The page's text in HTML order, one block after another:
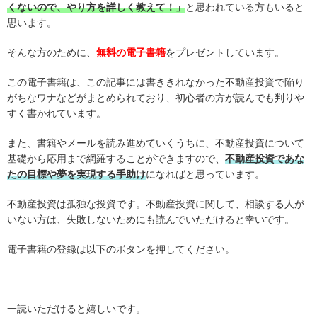
くないので、やり方を詳しく教えて！」と思われている方もいると
思います。
そんな方のために、 無料の電子書籍をプレゼントしています。
この電子書籍は、この記事には書ききれなかった不動産投資で陥り
がちなワナなどがまとめられており、初心者の方が読んでも判りや
すく書かれています。
また、書籍やメールを読み進めていくうちに、不動産投資について
基礎から応用まで網羅することができますので、 不動産投資であな
たの目標や夢を実現する手助けになればと思っています。
不動産投資は孤独な投資です。不動産投資に関して、相談する人が
いない方は、失敗しないためにも読んでいただけると幸いです。
電子書籍の登録は以下のボタンを押してください。
一読いただけると嬉しいです。